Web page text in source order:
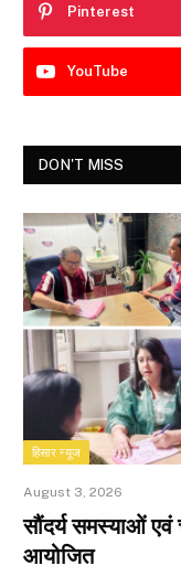
Pinterest
YouTube
DON'T MISS
हिसार न्यूज
August 3, 2026
सौंदर्य समस्याओं एवं
आयोजित